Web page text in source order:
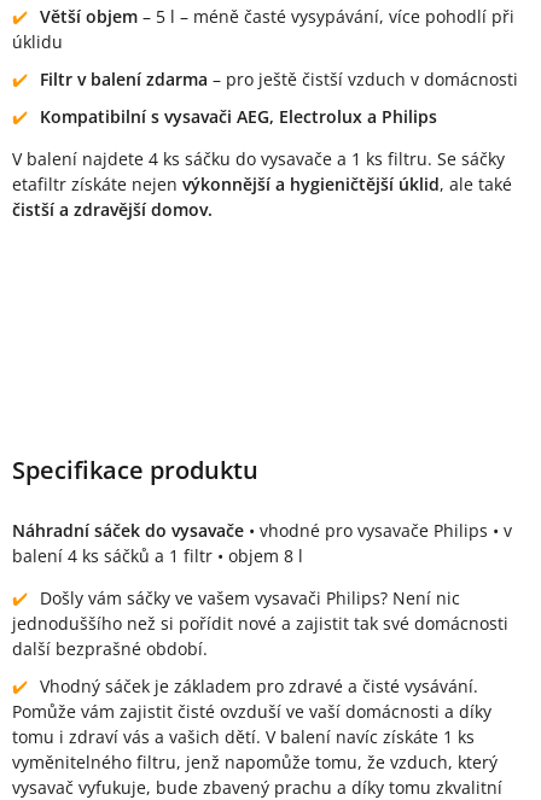
Větší objem – 5 l – méně časté vysypávání, více pohodlí při
úklidu
Filtr v balení zdarma – pro ještě čistší vzduch v domácnosti
Kompatibilní s vysavači AEG, Electrolux a Philips
V balení najdete 4 ks sáčku do vysavače a 1 ks filtru. Se sáčky
etafiltr získáte nejen výkonnější a hygieničtější úklid, ale také
čistší a zdravější domov.
Specifikace produktu
Náhradní sáček do vysavače • vhodné pro vysavače Philips • v
balení 4 ks sáčků a 1 filtr • objem 8 l
Došly vám sáčky ve vašem vysavači Philips? Není nic
jednoduššího než si pořídit nové a zajistit tak své domácnosti
další bezprašné období.
Vhodný sáček je základem pro zdravé a čisté vysávání.
Pomůže vám zajistit čisté ovzduší ve vaší domácnosti a díky
tomu i zdraví vás a vašich dětí. V balení navíc získáte 1 ks
vyměnitelného filtru, jenž napomůže tomu, že vzduch, který
vysavač vyfukuje, bude zbavený prachu a díky tomu zkvalitní